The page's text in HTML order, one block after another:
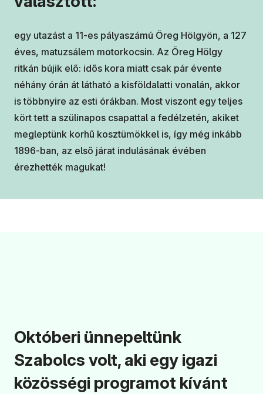
egy utazást a 11-es pályaszámú Öreg Hölgyön, a 127
éves, matuzsálem motorkocsin. Az Öreg Hölgy
ritkán bújik elő: idős kora miatt csak pár évente
néhány órán át látható a kisföldalatti vonalán, akkor
is többnyire az esti órákban. Most viszont egy teljes
kört tett a szülinapos csapattal a fedélzetén, akiket
megleptünk korhű kosztümökkel is, így még inkább
1896-ban, az első járat indulásának évében
érezhették magukat!
Októberi ünnepeltünk
Szabolcs volt, aki egy igazi
közösségi programot kívánt